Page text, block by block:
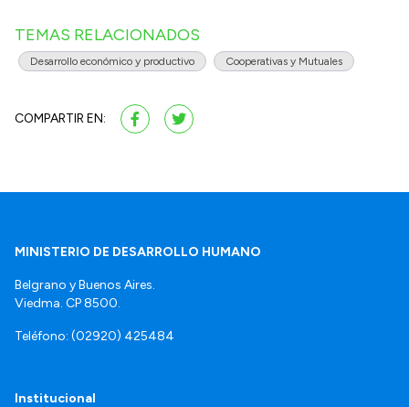
TEMAS RELACIONADOS
Desarrollo económico y productivo Cooperativas y Mutuales
COMPARTIR EN:
MINISTERIO DE DESARROLLO HUMANO
Belgrano y Buenos Aires.
Viedma. CP 8500.
Teléfono: (02920) 425484
Institucional